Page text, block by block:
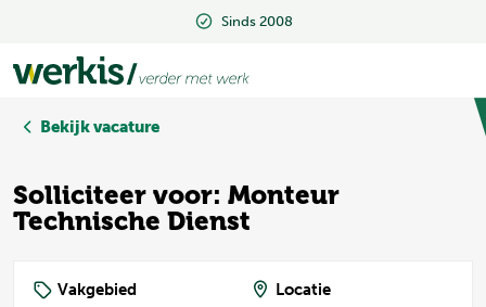
Sinds 2008
Sinds 2008
Bekijk vacature
Solliciteer voor: Monteur
Technische Dienst
Vakgebied
Locatie